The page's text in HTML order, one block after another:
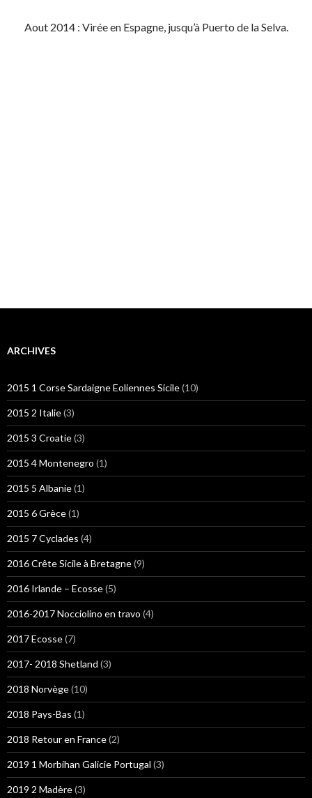
Aout 2014 : Virée en Espagne, jusqu’à Puerto de la Selva.
ARCHIVES
2015 1 Corse Sardaigne Eoliennes Sicile(10)
2015 2 Italie(3)
2015 3 Croatie(3)
2015 4 Montenegro (1)
2015 5 Albanie(1)
2015 6 Grèce(1)
2015 7 Cyclades (4)
2016 Crête Sicile à Bretagne(9)
2016 Irlande – Ecosse(5)
2016-2017 Nocciolino en travo (4)
2017 Ecosse(7)
2017- 2018 Shetland (3)
2018 Norvège(10)
2018 Pays-Bas (1)
2018 Retour en France(2)
2019 1 Morbihan Galicie Portugal (3)
2019 2 Madère(3)